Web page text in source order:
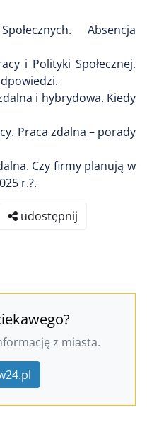
Absencja
i Polityki Społecznej.
i hybrydowa. Kiedy
Praca zdalna – porady
Czy firmy planują w
r.?.
udostępnij
z miasta.